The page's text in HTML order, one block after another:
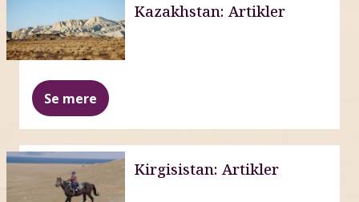
Kazakhstan: Artikler
Se mere
Kirgisistan: Artikler